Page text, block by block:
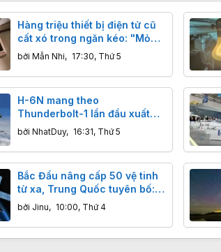
Hàng triệu thiết bị điện tử cũ
cất xó trong ngăn kéo: "Mỏ
vàng" nghìn tỷ đang bị bỏ
bởi Mẫn Nhi, 17:30, Thứ 5
H-6N mang theo
Thunderbolt-1 lần đầu xuất
hiện: Trung Quốc đang gửi
thông điệp gì tới các nhóm
tàu sân bay?
bởi NhatDuy, 16:31, Thứ 5
Bắc Đẩu nâng cấp 50 vệ tinh
từ xa, Trung Quốc tuyên bố:
Công nghệ đột phá, độ chính
xác centimet vượt trội GPS
bởi Jinu, 10:00, Thứ 4